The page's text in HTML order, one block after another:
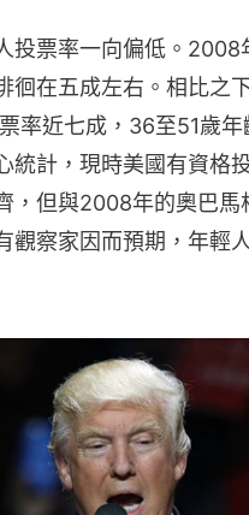
投票率一向偏低。2008
徊在五成左右。相比之
率近七成，36至51歲
統計，現時美國有資格
，但與2008年的奧巴馬
觀察家因而預期，年輕